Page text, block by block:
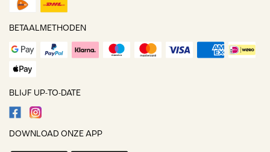
BETAALMETHODEN
BLIJF UP-TO-DATE
DOWNLOAD ONZE APP